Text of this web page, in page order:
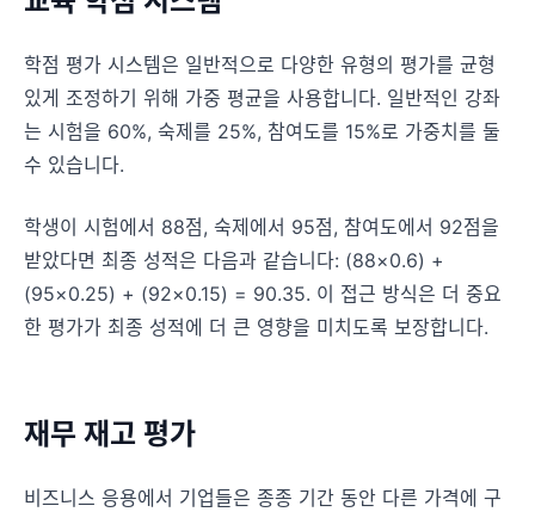
학점 평가 시스템은 일반적으로 다양한 유형의 평가를 균형
있게 조정하기 위해 가중 평균을 사용합니다. 일반적인 강좌
는 시험을 60%, 숙제를 25%, 참여도를 15%로 가중치를 둘
수 있습니다.
학생이 시험에서 88점, 숙제에서 95점, 참여도에서 92점을
받았다면 최종 성적은 다음과 같습니다: (88×0.6) +
(95×0.25) + (92×0.15) = 90.35. 이 접근 방식은 더 중요
한 평가가 최종 성적에 더 큰 영향을 미치도록 보장합니다.
재무 재고 평가
비즈니스 응용에서 기업들은 종종 기간 동안 다른 가격에 구